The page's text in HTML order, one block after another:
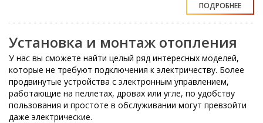
ПОДРОБНЕЕ
Установка и монтаж отопления
У нас вы сможете найти целый ряд интересных моделей,
которые не требуют подключения к электричеству. Более
продвинутые устройства с электронным управлением,
работающие на пеллетах, дровах или угле, по удобству
пользования и простоте в обслуживании могут превзойти
даже электрические.